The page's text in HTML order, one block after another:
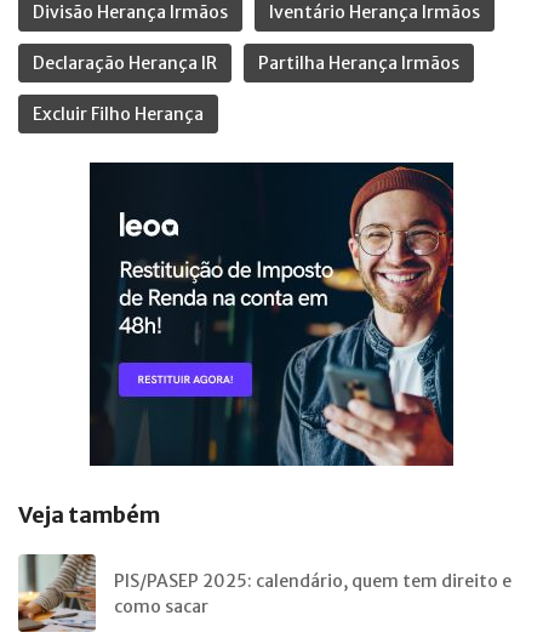
Divisão Herança Irmãos Iventário Herança Irmãos
Declaração Herança IR Partilha Herança Irmãos
Excluir Filho Herança
Veja também
PIS/PASEP 2025: calendário, quem tem direito e
como sacar